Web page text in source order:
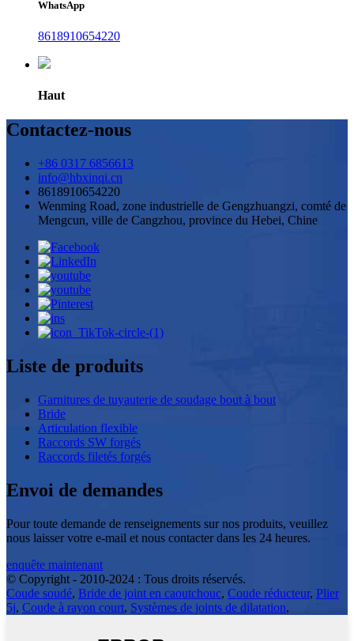
WhatsApp
8618910654220
Haut
Contactez-nous
+86 0317 6856613
info@hbxinqi.cn
8618910654220
Wenming Road, zone industrielle de Gengzhuangzi, comté de
Mengcun, ville de Cangzhou, province du Hebei, Chine
Liste de produits
Garnitures de tuyauterie de soudage bout à bout
Bride
Articulation flexible
Raccords SW forgés
Raccords filetés forgés
Envoi de demandes
Pour toute demande de renseignements sur nos produits, veuillez
nous laisser votre e-mail et nous contacter dans les 24 heures.
enquête maintenant
© Copyright - 2010-2024 : Tous droits réservés.
Coude soudé, Bride de joint en caoutchouc, Coude réducteur, Plier
5j, Coude à rayon court, Systèmes de joints de dilatation,